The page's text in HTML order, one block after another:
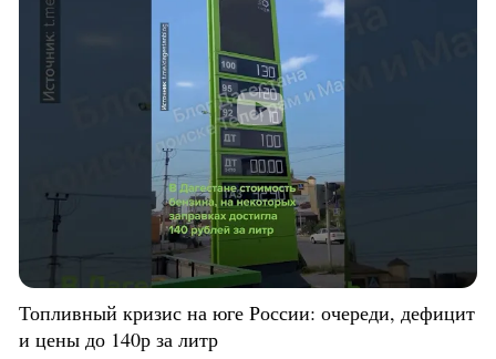
Топливный кризис на юге России: очереди, дефицит
и цены до 140р за литр